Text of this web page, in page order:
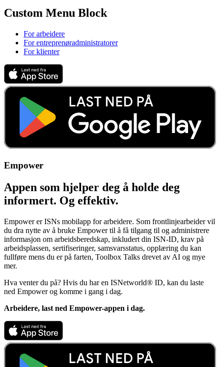
Custom Menu Block
For arbeidere
For entreprenøradministratorer
For klienter
Empower
Appen som hjelper deg å holde deg
informert. Og effektiv.
Empower er ISNs mobilapp for arbeidere. Som frontlinjearbeider vil
du dra nytte av å bruke Empower til å få tilgang til og administrere
informasjon om arbeidsberedskap, inkludert din ISN-ID, krav på
arbeidsplassen, sertifiseringer, samsvarsstatus, opplæring du kan
fullføre mens du er på farten, Toolbox Talks drevet av AI og mye
mer.
Hva venter du på? Hvis du har en ISNetworld® ID, kan du laste
ned Empower og komme i gang i dag.
Arbeidere, last ned Empower-appen i dag.